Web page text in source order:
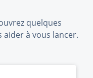
quelques
à vous lancer.